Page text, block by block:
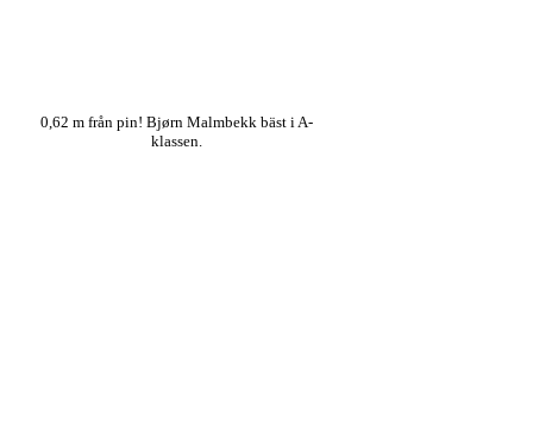
0,62 m från pin! Bjørn Malmbekk bäst i A-
klassen.